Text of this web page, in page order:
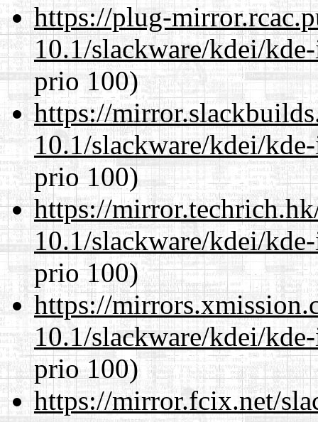
https://plug-
10.1/slackware/kdei/
prio 100)
https://
10.1/slackware/kdei/
prio 100)
https://
10.1/slackware/kdei/
prio 100)
https://
10.1/slackware/kdei/
prio 100)
https://mirror.fcix.net/